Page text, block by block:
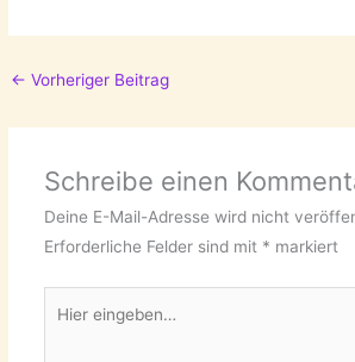
← Vorheriger Beitrag
Schreibe einen
Deine E-Mail-Adresse wird nicht
Erforderliche Felder sind mit * markiert
eingeben…